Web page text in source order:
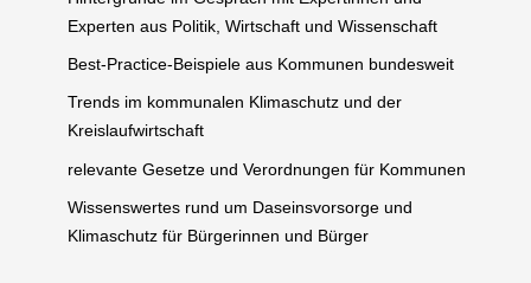
Experten aus Politik, Wirtschaft und Wissenschaft
Best-Practice-Beispiele aus Kommunen bundesweit
Trends im kommunalen Klimaschutz und der
Kreislaufwirtschaft
relevante Gesetze und Verordnungen für Kommunen
Wissenswertes rund um Daseinsvorsorge und
Klimaschutz für Bürgerinnen und Bürger